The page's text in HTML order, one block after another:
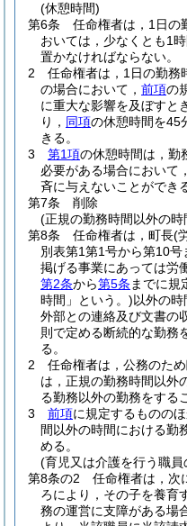
(休憩時間)
第6条
任命権者は，1日の
おいては，少なくとも1
置かなければならない。
2
任命権者は，1日の勤務
の場合において， 前項の
に重大な影響を及ぼすと
り， 同項の休憩時間を45
きる。
3
第1項の休憩時間は，勤
必要がある場合において
斉に与えないことができ
第7条
削除
(正規の勤務時間以外の
第8条
任命権者は，町長(
別表第1第1号から第10
掲げる事業にあっては労
第2条から第5条 までに規
時間」という。)以外の時
外部との連絡及び文書の
則で定める断続的な勤務
る。
2
任命権者は，公務のた
は，正規の勤務時間以外
る勤務以外の勤務をする
3
前項に規定するもののほ
間以外の時間における勤
める。
(育児又は介護を行う職
第8条の2
任命権者は，次
ろにより，その子を養育
務の運営に支障がある場